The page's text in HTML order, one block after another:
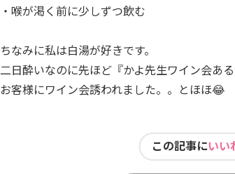
・喉が渇く前に少しずつ飲む
ちなみに私は白湯が好きです。
二日酔いなのに先ほど『かよ先生ワイン会あ
お客様にワイン会誘われました。。とほほ😂
この記事にいい